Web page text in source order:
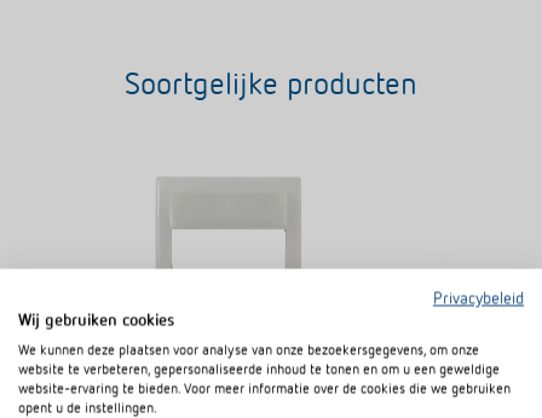
Soortgelijke producten
Adapter frame 45A BESI CL Adapter frame
Privacybeleid
Wij gebruiken cookies
We kunnen deze plaatsen voor analyse van onze bezoekersgegevens, om onze
website te verbeteren, gepersonaliseerde inhoud te tonen en om u een geweldige
website-ervaring te bieden. Voor meer informatie over de cookies die we gebruiken
opent u de instellingen.